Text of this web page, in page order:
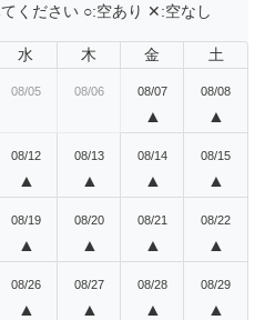
ください ○:空あり ✕:空なし
水 木 金 土
08/05 08/06 08/07
▲
08/08
▲
08/12
▲
08/13
▲
08/14
▲
08/15
▲
08/19
▲
08/20
▲
08/21
▲
08/22
▲
08/26
▲
08/27
▲
08/28
▲
08/29
▲